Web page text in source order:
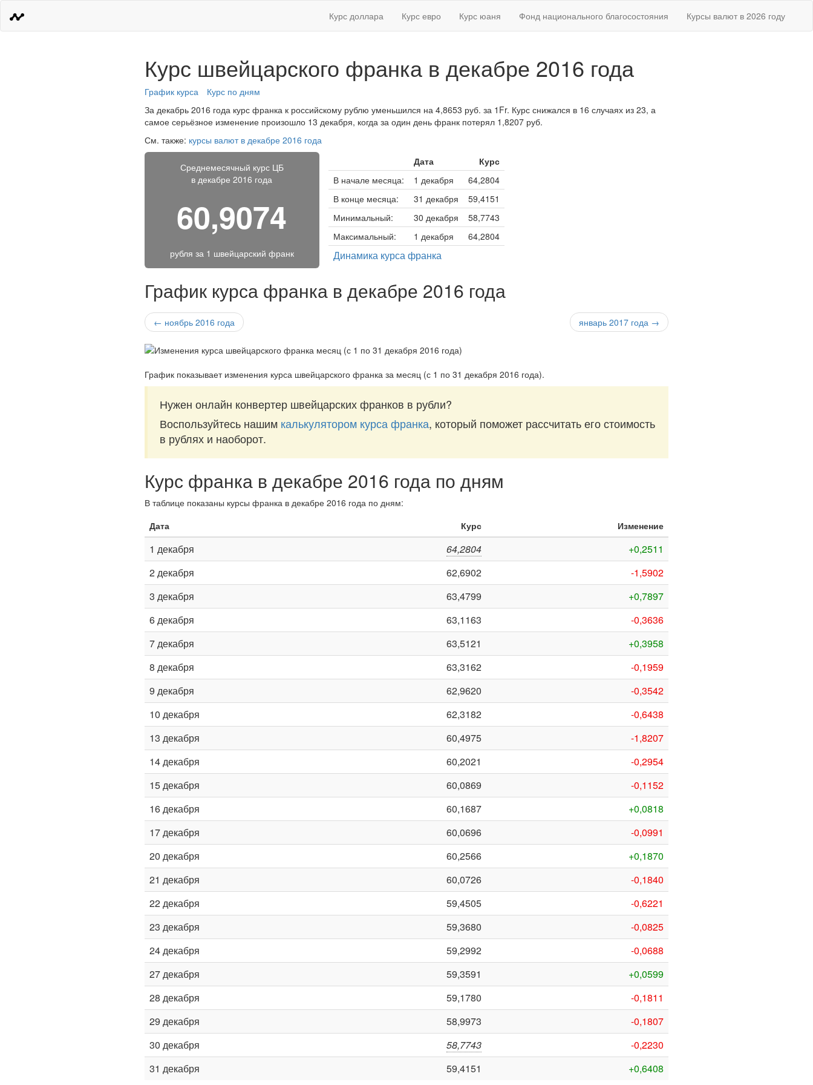
Курс доллара Курс евро Курс юаня Фонд национального благосостояния Курсы валют в 2026 году
Курс швейцарского франка в декабре 2016 года
График курса
Курс по дням
За декабрь 2016 года курс франка к российскому рублю уменьшился на 4,8653 руб. за 1Fr. Курс снижался в 16 случаях из 23, а
самое серьёзное изменение произошло 13 декабря, когда за один день франк потерял 1,8207 руб.
См. также: курсы валют в декабре 2016 года
Среднемесячный курс ЦБ
в декабре 2016 года
60,9074
рубля за 1 швейцарский франк
Дата
Курс
В начале месяца:
1 декабря
64,2804
В конце месяца:
31 декабря
59,4151
Минимальный:
30 декабря
58,7743
Максимальный:
1 декабря 64,2804
Динамика курса франка
График курса франка в декабре 2016 года
← ноябрь 2016 года январь 2017 года →
График показывает изменения курса швейцарского франка за месяц (с 1 по 31 декабря 2016 года).
Нужен онлайн конвертер швейцарских франков в рубли?
Воспользуйтесь нашим калькулятором курса франка, который поможет рассчитать его стоимость
в рублях и наоборот.
Курс франка в декабре 2016 года по дням
В таблице показаны курсы франка в декабре 2016 года по дням:
Дата
Курс Изменение
1 декабря 64,2804
+0,2511
2 декабря
62,6902
-1,5902
3 декабря
63,4799
+0,7897
6 декабря
63,1163
-0,3636
7 декабря
63,5121
+0,3958
8 декабря
63,3162
-0,1959
9 декабря
62,9620
-0,3542
10 декабря
62,3182
-0,6438
13 декабря
60,4975
-1,8207
14 декабря
60,2021
-0,2954
15 декабря
60,0869
-0,1152
16 декабря
60,1687
+0,0818
17 декабря
60,0696
-0,0991
20 декабря
60,2566
+0,1870
21 декабря
60,0726
-0,1840
22 декабря
59,4505
-0,6221
23 декабря
59,3680
-0,0825
24 декабря
59,2992
-0,0688
27 декабря
59,3591
+0,0599
28 декабря
59,1780
-0,1811
29 декабря
58,9973
-0,1807
30 декабря
58,7743
-0,2230
31 декабря
59,4151 +0,6408